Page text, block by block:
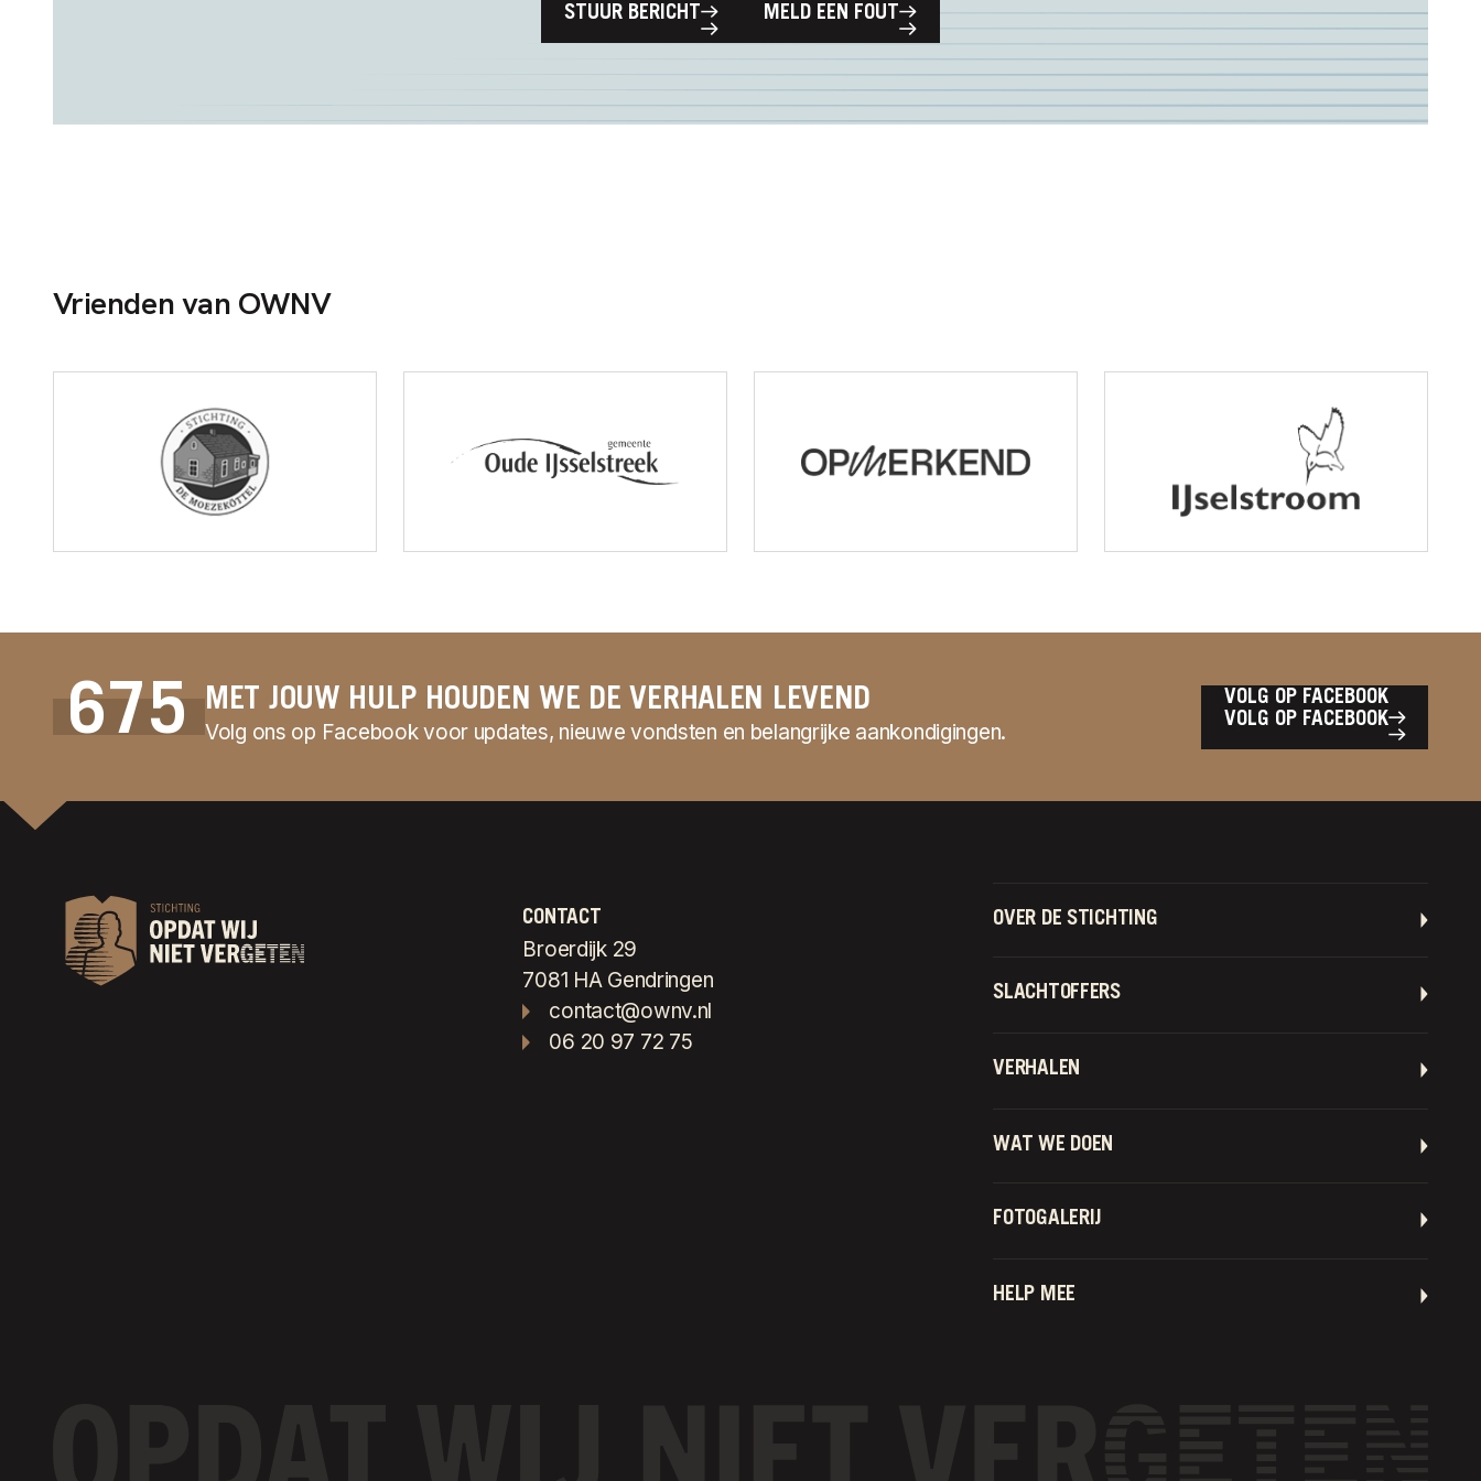
STUUR BERICHT
MELD EEN FOUT
Vrienden van OWNV
675 MET JOUW HULP HOUDEN WE DE VERHALEN LEVEND
Volg ons op Facebook voor updates, nieuwe vondsten en belangrijke aankondigingen.
VOLG OP FACEBOOK
VOLG OP FACEBOOK
CONTACT
Broerdijk 29
7081 HA Gendringen
contact@ownv.nl
06 20 97 72 75
OVER DE STICHTING
SLACHTOFFERS
VERHALEN
WAT WE DOEN
FOTOGALERIJ
HELP MEE